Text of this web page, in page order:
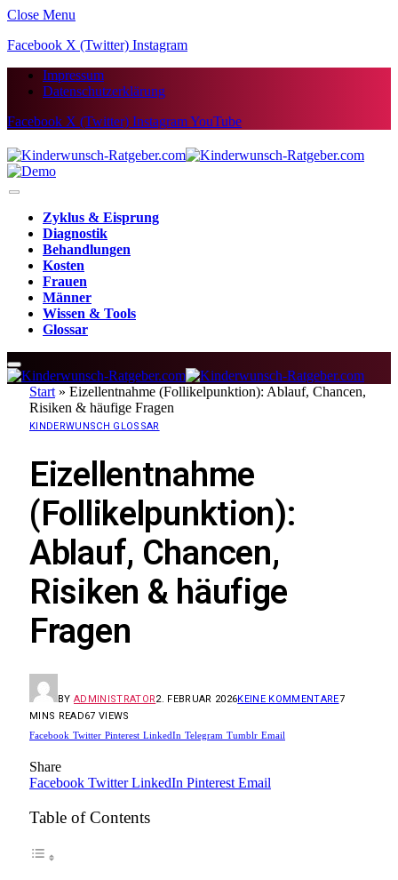
Close Menu
Facebook X (Twitter) Instagram
Impressum
Datenschutzerklärung
Facebook X (Twitter) InstagramYouTube
Zyklus & Eisprung
Diagnostik
Behandlungen
Kosten
Frauen
Männer
Wissen & Tools
Glossar
Start » Eizellentnahme (Follikelpunktion): Ablauf, Chancen,
Risiken & häufige Fragen
KINDERWUNSCH GLOSSAR
Eizellentnahme
(Follikelpunktion):
Ablauf, Chancen,
Risiken & häufige
Fragen
BY ADMINISTRATOR2. FEBRUAR 2026KEINE KOMMENTARE7
MINS READ67 VIEWS
Facebook Twitter Pinterest LinkedIn Telegram Tumblr Email
Share
Facebook Twitter LinkedIn Pinterest Email
Table of Contents